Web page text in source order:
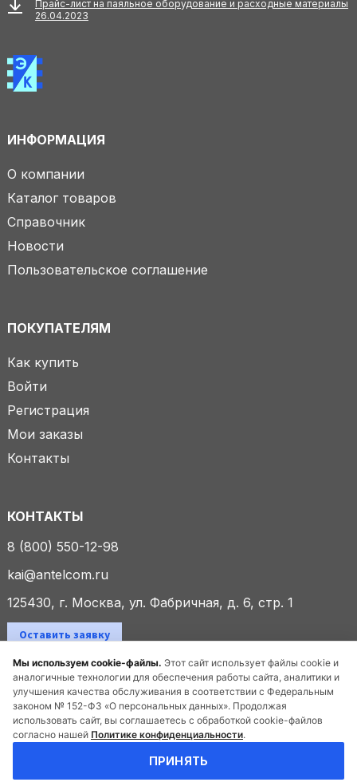
Мы используем cookie-файлы. Этот сайт использует файлы cookie и
аналогичные технологии для обеспечения работы сайта, аналитики и
улучшения качества обслуживания в соответствии с Федеральным
законом № 152-ФЗ «О персональных данных». Продолжая
использовать сайт, вы соглашаетесь с обработкой cookie-файлов
согласно нашей Политике конфиденциальности.
ПРИНЯТЬ
Прайс-лист на паяльное оборудование и расходные материалы
26.04.2023
ИНФОРМАЦИЯ
О компании
Каталог товаров
Справочник
Новости
Пользовательское соглашение
ПОКУПАТЕЛЯМ
Как купить
Войти
Регистрация
Мои заказы
Контакты
КОНТАКТЫ
8 (800) 550-12-98
kai@antelcom.ru
125430, г. Москва, ул. Фабричная, д. 6, стр. 1
Оставить заявку
© 2025 ООО «Антелком». Все права защищены.